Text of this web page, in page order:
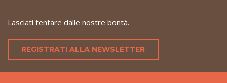
Lasciati tentare dalle nostre bontà.
REGISTRATI ALLA NEWSLETTER